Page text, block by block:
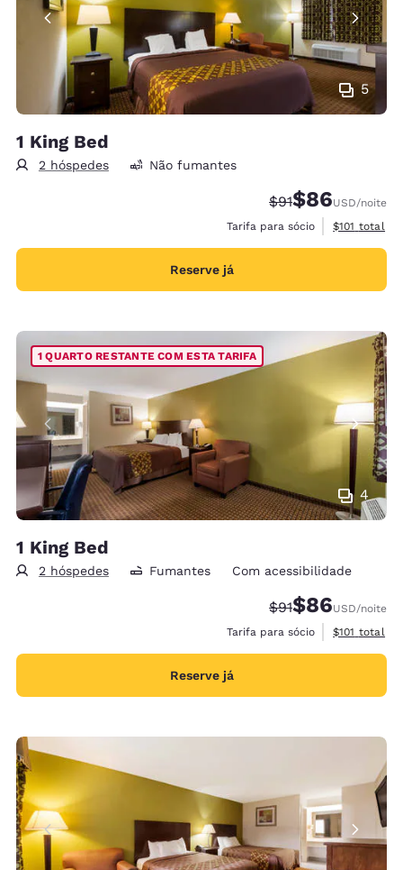
5
1 King Bed
2 hóspedes Não fumantes
Tarifa anterior
$91Tarifa com
$86USD/noite
Tarifa para sócio
Exibir
$101 total
Reserve já
4
1 QUARTO RESTANTE COM ESTA TARIFA
1 King Bed
2 hóspedes Fumantes Com acessibilidade
Tarifa anterior
$91Tarifa com
$86USD/noite
Tarifa para sócio
Exibir
$101 total
Reserve já